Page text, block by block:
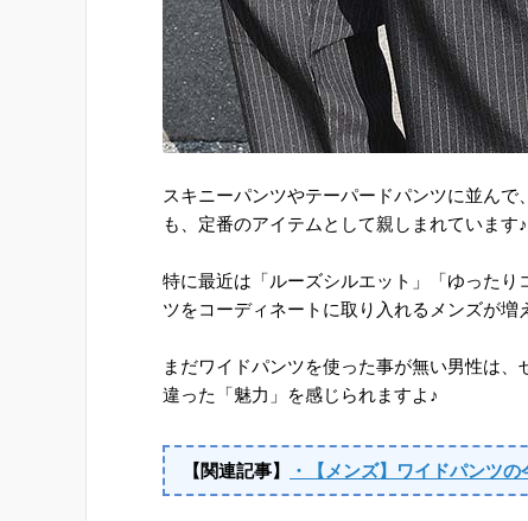
スキニーパンツやテーパードパンツに並ん
も、定番のアイテムとして親しまれています♪
特に最近は「ルーズシルエット」「ゆった
ツをコーディネートに取り入れるメンズが増
まだワイドパンツを使った事が無い男性は
違った「魅力」を感じられますよ♪
【関連記事】 ・【メンズ】ワイドパンツの